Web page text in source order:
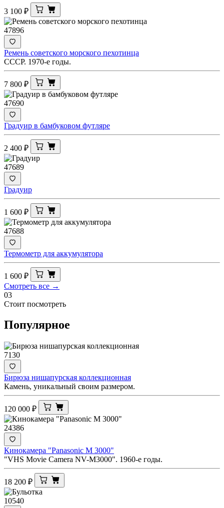
3 100 ₽
47896
Ремень советского морского пехотинца
СССР. 1970-е годы.
7 800 ₽
47690
Градуир в бамбуковом футляре
2 400 ₽
47689
Градуир
1 600 ₽
47688
Термометр для аккумулятора
1 600 ₽
Смотреть все →
03
Стоит посмотреть
Популярное
7130
Бирюза нишапурская коллекционная
Камень, уникальный своим размером.
120 000 ₽
24386
Кинокамера "Panasonic M 3000"
"VHS Movie Camera NV-M3000". 1960-е годы.
18 200 ₽
10540